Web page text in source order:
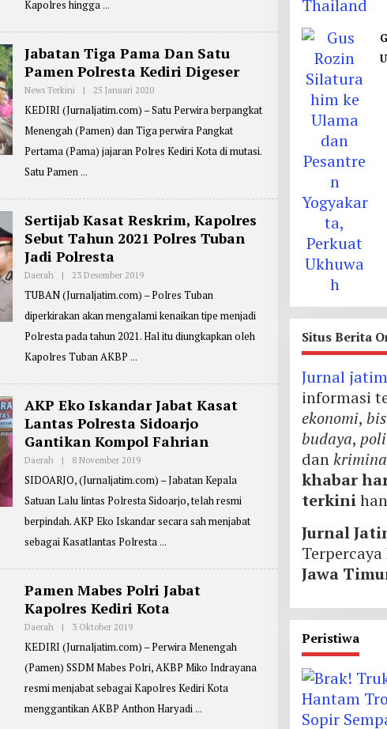
E
:
T
A
R
U
I
Kapolres hingga
Jabatan Tiga Pama Dan Satu
Pamen Polresta Kediri Digeser
News Terkini | 25 Januari 2020O
E
R
P
E
:
M
A
K
O
KEDIRI (Jurnaljatim.com) – Satu Perwira berpangkat
Menengah (Pamen) dan Tiga perwira Pangkat
Pertama (Pama) jajaran Polres Kediri Kota di mutasi.
Satu Pamen
Sertijab Kasat Reskrim, Kapolres
Sebut Tahun 2021 Polres Tuban
Jadi Polresta
Daerah | 23 Desember 2019O
E
R
E
P
E
:
A
B
D
O
H
M
A
TUBAN (Jurnaljatim.com) – Polres Tuban
diperkirakan akan mengalami kenaikan tipe menjadi
Polresta pada tahun 2021. Hal itu diungkapkan oleh
Kapolres Tuban AKBP
AKP Eko Iskandar Jabat Kasat
Lantas Polresta Sidoarjo
Gantikan Kompol Fahrian
Daerah | 8 November 2019O
E
R
E
P
O
R
E
:
D
E
Y
A
N
SIDOARJO, (Jurnaljatim.com) – Jabatan Kepala
Satuan Lalu lintas Polresta Sidoarjo, telah resmi
berpindah. AKP Eko Iskandar secara sah menjabat
sebagai Kasatlantas Polresta
Pamen Mabes Polri Jabat
Kapolres Kediri Kota
Daerah | 3 Oktober 2019O
E
R
E
P
O
R
KEDIRI (Jurnaljatim.com) – Perwira Menengah
(Pamen) SSDM Mabes Polri, AKBP Miko Indrayana
resmi menjabat sebagai Kapolres Kediri Kota
menggantikan AKBP Anthon Haryadi
Situs Berita
Jurnal jatim
informasi
ekonomi,
budaya,
dan
khabar
terkini
Jurnal
Jawa
Peristiwa